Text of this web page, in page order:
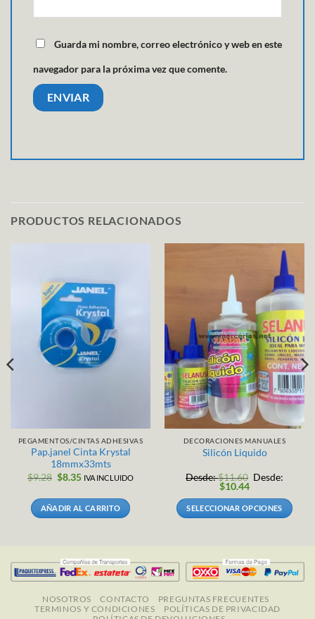
Guarda mi nombre, correo electrónico y web en este
navegador para la próxima vez que comente.
PRODUCTOS RELACIONADOS
PEGAMENTOS/CINTAS ADHESIVAS
Pap.janel Cinta Krystal
18mmx33mts
$9.28 El
era:
$9.28.
$8.35El
es:
$8.35.
IVA INCLUIDO
AÑADIR AL CARRITO
DECORACIONES MANUALES
Silicón Liquido
Desde:$11.60 Desde:
$10.44
SELECCIONAR OPCIONES
múltiples
variantes.
Las
opciones
NOSOTROS CONTACTO
PREGUNTAS FRECUENTES
TERMINOS Y CONDICIONES
POLÍTICAS DE PRIVACIDAD